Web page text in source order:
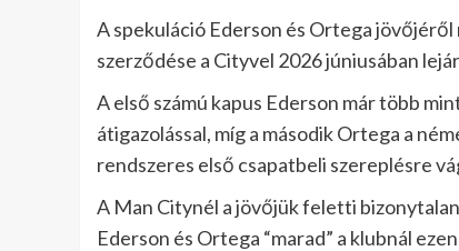
A spekuláció Ederson és Ortega
szerződése a Cityvel 2026 júniusában
A első számú kapus Ederson már több
átigazolással, míg a második Ortega a
rendszeres első csapatbeli szereplésre
A Man Citynél a jövőjük feletti
Ederson és Ortega “marad” a klubnál